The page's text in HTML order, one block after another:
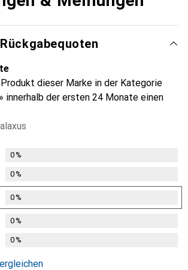
dieser Marke in der Kategorie
innerhalb der ersten 24 Monate einen
0%
0%
0%
0%
0%